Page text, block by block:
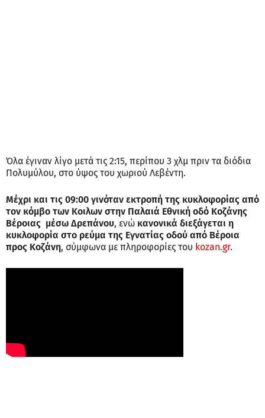
Όλα έγιναν λίγο μετά τις 2:15, περίπου 3 χλμ πριν τα διόδια
Πολυμύλου, στο ύψος του χωριού Λεβέντη.
Μέχρι και τις 09:00 γινόταν εκτροπή της κυκλοφορίας από
τον κόμβο των Κοιλων στην Παλαιά Εθνική οδό Κοζάνης
Βέροιας μέσω Δρεπάνου, ενώ κανονικά διεξάγεται η
κυκλοφορία στο ρεύμα της Εγνατίας οδού από Βέροια
προς Κοζάνη, σύμφωνα με πληροφορίες του kozan.gr.